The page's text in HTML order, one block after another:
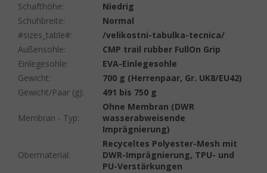
Schafthöhe:
Niedrig
Schuhbreite:
Normal
#sizes_table#:
/velikostni-tabulka-tecnica/
Außensohle:
CMP trail rubber FullOn Grip
Einlegesohle:
EVA-Einlegesohle
Gewicht:
700 g (Herrenpaar, Gr. UK8/EU42)
Gewicht/Paar (g): 491 bis 750 g
Membran - Typ:
Ohne Membran (DWR
wasserabweisende
Imprägnierung)
Obermaterial:
Recyceltes Polyester-Mesh mit
DWR-Imprägnierung, TPU- und
PU-Verstärkungen